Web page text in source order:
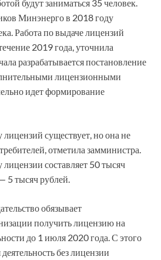
будут заниматься 35 человек.
Минэнерго в 2018 году
Работа по выдаче лицензий
2019 года, уточнила
разрабатывается постановление
лицензионными
идет формирование
существует, но она не
отметила замминистра.
составляет 50 тысяч
5 тысяч рублей.
обязывает
получить лицензию на
до 1 июля 2020 года. С этого
без лицензии